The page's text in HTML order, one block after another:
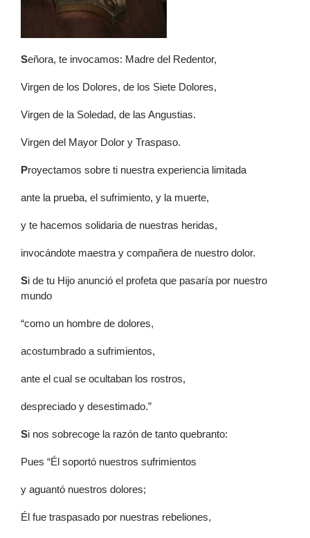
Señora, te invocamos: Madre del Redentor,
Virgen de los Dolores, de los Siete Dolores,
Virgen de la Soledad, de las Angustias.
Virgen del Mayor Dolor y Traspaso.
Proyectamos sobre ti nuestra experiencia limitada
ante la prueba, el sufrimiento, y la muerte,
y te hacemos solidaria de nuestras heridas,
invocándote maestra y compañera de nuestro dolor.
Si de tu Hijo anunció el profeta que pasaría por nuestro
mundo
“como un hombre de dolores,
acostumbrado a sufrimientos,
ante el cual se ocultaban los rostros,
despreciado y desestimado.”
Si nos sobrecoge la razón de tanto quebranto:
Pues “Él soportó nuestros sufrimientos
y aguantó nuestros dolores;
Él fue traspasado por nuestras rebeliones,